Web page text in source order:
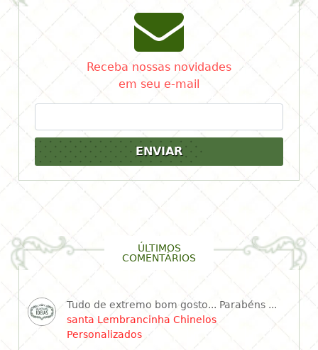
Receba nossas novidades
em seu e-mail
ENVIAR
ÚLTIMOS
COMENTÁRIOS
Tudo de extremo bom gosto... Parabéns ...
santa Lembrancinha Chinelos
Personalizados